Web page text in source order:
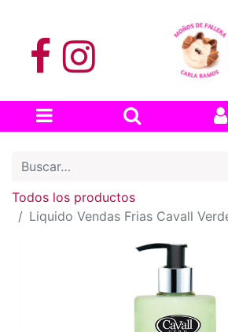
Todos los productos
Liquido Vendas Frias Cavall